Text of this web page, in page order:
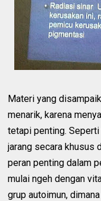
Materi yang
menarik, karena
tetapi penting.
jarang secara khusus
peran penting dalam
mulai ngeh dengan
grup autoimun,